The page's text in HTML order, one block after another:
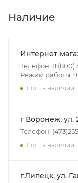
Наличие
Интернет-
Телефон: 8 (800)
Режим работы:
Есть в наличии
г Воронеж, ул.
Телефон:
Есть в наличии
г.Липецк, ул.